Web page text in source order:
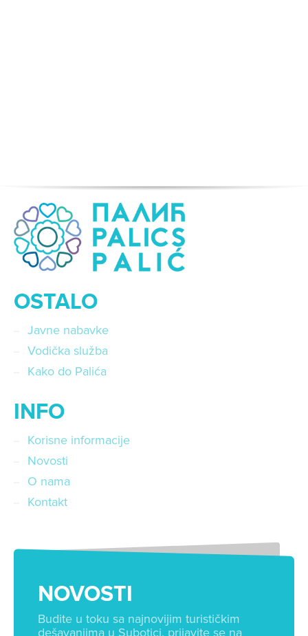
OSTALO
Javne nabavke
Vodička služba
Kako do Palića
INFO
Korisne informacije
Novosti
O nama
Kontakt
NOVOSTI
Budite u toku sa najnovijim turističkim
dešavanjima u Subotici, prijavite se na